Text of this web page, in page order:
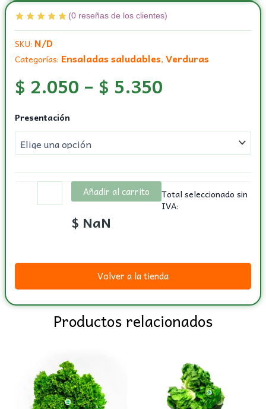
(0reseñas de los clientes)
SKU: N/D
Categorías: Ensaladas saludables, Verduras
$ 2.050 – $ 5.350
Presentación
Repollo
cantidad
Añadir al carrito
Total seleccionado sin
IVA:
$ NaN
Volver a la tienda
Productos relacionados